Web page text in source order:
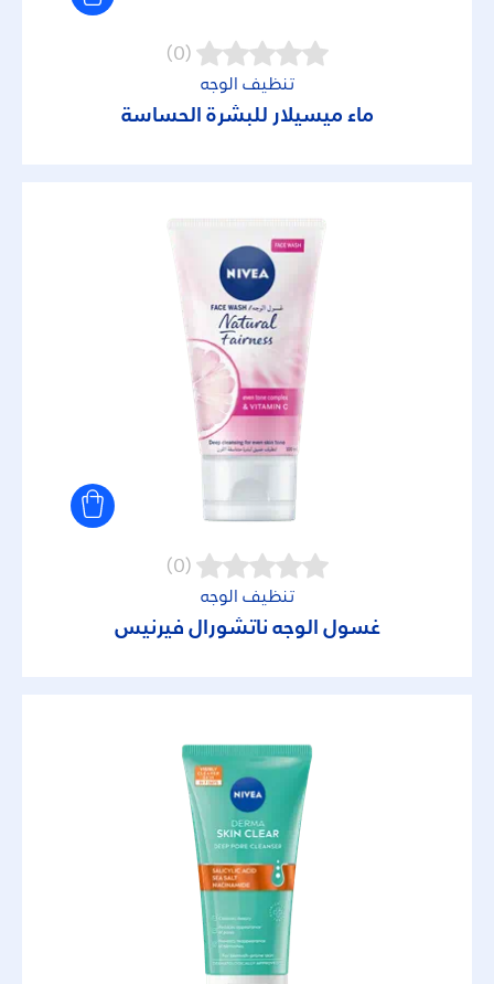
(0)
تنظيف الوجه
ماء ميسيلار للبشرة الحساسة
(0)
تنظيف الوجه
غسول الوجه ناتشورال فيرنيس